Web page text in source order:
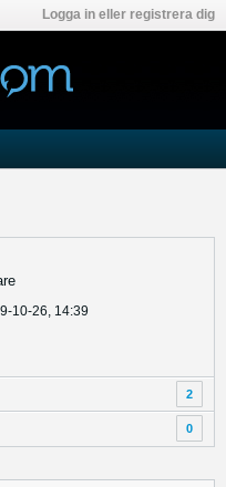
Logga in eller registrera dig
10-26, 14:39
2
0